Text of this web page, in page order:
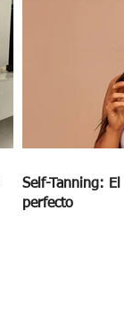
Self-Tanning:
perfecto